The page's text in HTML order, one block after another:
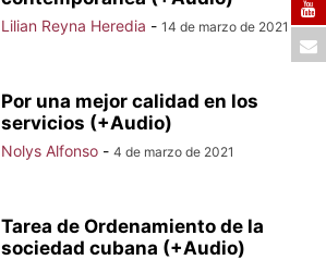
Lilian Reyna Heredia - 14 de marzo de 2021
Por una mejor calidad en los
servicios (+Audio)
Nolys Alfonso - 4 de marzo de 2021
Tarea de Ordenamiento de la
sociedad cubana (+Audio)